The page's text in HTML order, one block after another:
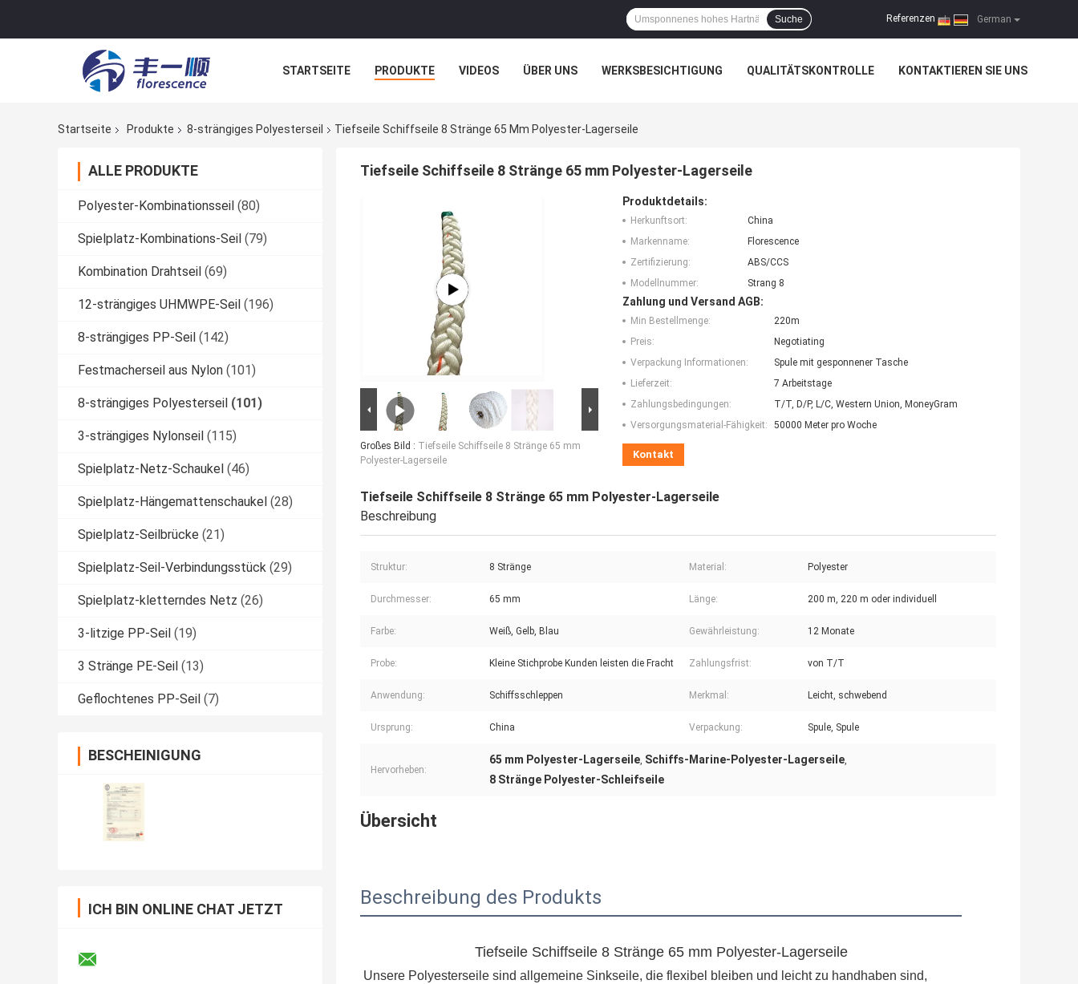
German
Referenzen |
Suche
STARTSEITE PRODUKTE VIDEOS ÜBER UNS WERKSBESICHTIGUNG QUALITÄTSKONTROLLE KONTAKTIEREN SIE UNS
Startseite
Produkte 8-strängiges Polyesterseil Tiefseile Schiffseile 8 Stränge 65 Mm Polyester-Lagerseile
ALLE PRODUKTE
Polyester-Kombinationsseil (80)
Spielplatz-Kombinations-Seil (79)
Kombination Drahtseil (69)
12-strängiges UHMWPE-Seil (196)
8-strängiges PP-Seil (142)
Festmacherseil aus Nylon (101)
8-strängiges Polyesterseil (101)
3-strängiges Nylonseil (115)
Spielplatz-Netz-Schaukel (46)
Spielplatz-Hängemattenschaukel (28)
Spielplatz-Seilbrücke (21)
Spielplatz-Seil-Verbindungsstück (29)
Spielplatz-kletterndes Netz (26)
3-litzige PP-Seil (19)
3 Stränge PE-Seil (13)
Geflochtenes PP-Seil (7)
BESCHEINIGUNG
ICH BIN ONLINE CHAT JETZT
Tiefseile Schiffseile 8 Stränge 65 mm Polyester-Lagerseile
Großes Bild : Tiefseile Schiffseile 8 Stränge 65 mm
Polyester-Lagerseile
Produktdetails:
Herkunftsort:
China
Markenname:
Florescence
Zertifizierung:
ABS/CCS
Modellnummer:
Strang 8
Zahlung und Versand AGB:
Min Bestellmenge:
220m
Preis:
Negotiating
Verpackung Informationen:
Spule mit gesponnener Tasche
Lieferzeit:
7 Arbeitstage
Zahlungsbedingungen:
T/T, D/P, L/C, Western Union, MoneyGram
Versorgungsmaterial-Fähigkeit:
50000 Meter pro Woche
Kontakt
Tiefseile Schiffseile 8 Stränge 65 mm Polyester-Lagerseile
Beschreibung
Struktur: 8 Stränge Material: Polyester
Durchmesser: 65 mm Länge: 200 m, 220 m oder individuell
Farbe: Weiß, Gelb, Blau Gewährleistung: 12 Monate
Probe: Kleine Stichprobe Kunden leisten die Fracht Zahlungsfrist: von T/T
Anwendung: Schiffsschleppen Merkmal: Leicht, schwebend
Ursprung: China Verpackung: Spule, Spule
Hervorheben:
65 mm Polyester-Lagerseile, Schiffs-Marine-Polyester-Lagerseile,
8 Stränge Polyester-Schleifseile
Übersicht
Beschreibung des Produkts
Tiefseile Schiffseile 8 Stränge 65 mm Polyester-Lagerseile
Unsere Polyesterseile sind allgemeine Sinkseile, die flexibel bleiben und leicht zu handhaben sind,